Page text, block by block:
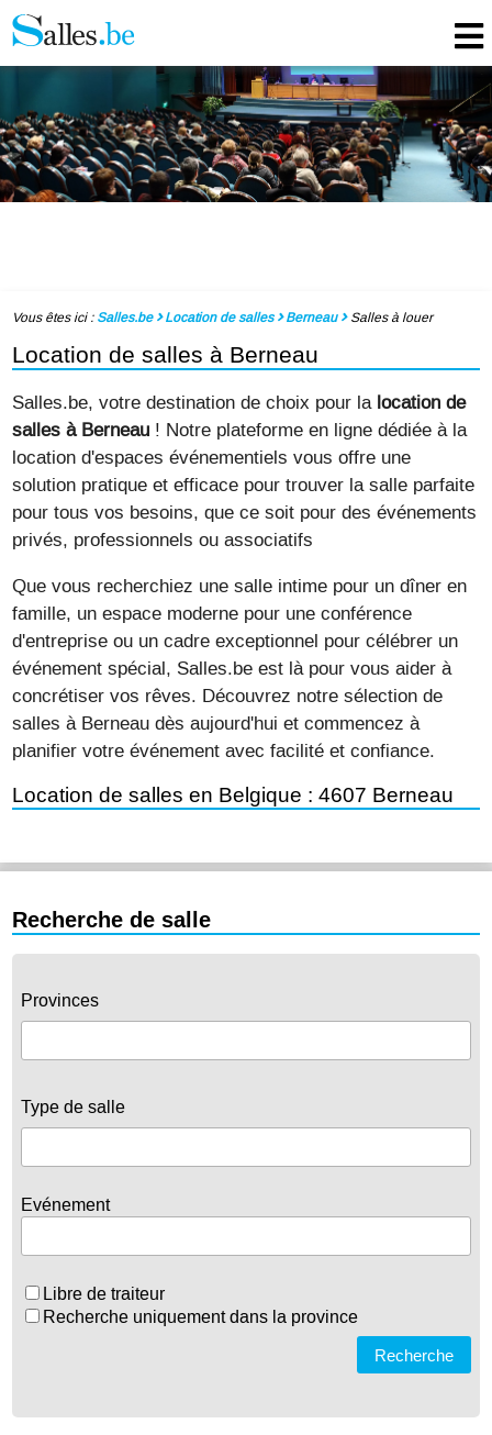
Vous êtes ici : Salles.be Location de salles Berneau Salles à louer
Location de salles à Berneau
Salles.be, votre destination de choix pour la location de
salles à Berneau ! Notre plateforme en ligne dédiée à la
location d'espaces événementiels vous offre une
solution pratique et efficace pour trouver la salle parfaite
pour tous vos besoins, que ce soit pour des événements
privés, professionnels ou associatifs
Que vous recherchiez une salle intime pour un dîner en
famille, un espace moderne pour une conférence
d'entreprise ou un cadre exceptionnel pour célébrer un
événement spécial, Salles.be est là pour vous aider à
concrétiser vos rêves. Découvrez notre sélection de
salles à Berneau dès aujourd'hui et commencez à
planifier votre événement avec facilité et confiance.
Location de salles en Belgique : 4607 Berneau
Recherche de salle
Provinces
Type de salle
Evénement
Libre de traiteur
Recherche uniquement dans la province
Recherche